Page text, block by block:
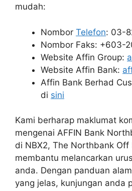
mudah:
Nombor Telefon: 03-
Nombor Faks: +603-
Website Affin Group:
Website Affin Bank:
Affin Bank Berhad
di sini
Kami berharap maklumat
mengenai AFFIN Bank
di NBX2, The Northbank Off
membantu melancarkan
anda. Dengan panduan
yang jelas, kunjungan anda